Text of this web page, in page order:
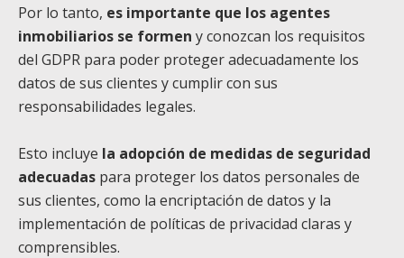
Por lo tanto, es importante que los agentes
inmobiliarios se formen y conozcan los requisitos
del GDPR para poder proteger adecuadamente los
datos de sus clientes y cumplir con sus
responsabilidades legales.
Esto incluye la adopción de medidas de seguridad
adecuadas para proteger los datos personales de
sus clientes, como la encriptación de datos y la
implementación de políticas de privacidad claras y
comprensibles.